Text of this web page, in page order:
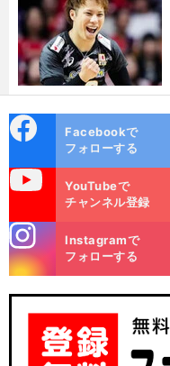
ok
Facebookで
フォローする
YouTubeで
チャンネル登録
m
Instagramで
フォローする